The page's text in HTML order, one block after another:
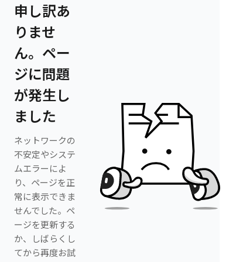
申し訳あ
りませ
ん。ペー
ジに問題
が発生し
ました
ネットワークの
不安定やシステ
ムエラーによ
り、ページを正
常に表示できま
せんでした。ペ
ージを更新する
か、しばらくし
てから再度お試